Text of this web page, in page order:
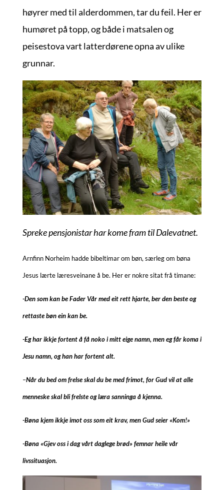
høyrer med til alderdommen, tar du feil. Her er
humøret på topp, og både i matsalen og
peisestova vart latterdørene opna av ulike
grunnar.
Spreke pensjonistar har kome fram til Dalevatnet.
Arnfinn Norheim hadde bibeltimar om bøn, særleg om bøna
Jesus lærte læresveinane å be. Her er nokre sitat frå timane:
-Den som kan be Fader Vår med eit rett hjarte, ber den beste og
rettaste bøn ein kan be.
-Eg har ikkje fortent å få noko i mitt eige namn, men eg får koma i
Jesu namn, og han har fortent alt.
–Når du bed om frelse skal du be med frimot, for Gud vil at alle
menneske skal bli frelste og læra sanninga å kjenna.
-Bøna kjem ikkje imot oss som eit krav, men Gud seier «Kom!»
-Bøna «Gjev oss i dag vårt daglege brød» femnar heile vår
livssituasjon.